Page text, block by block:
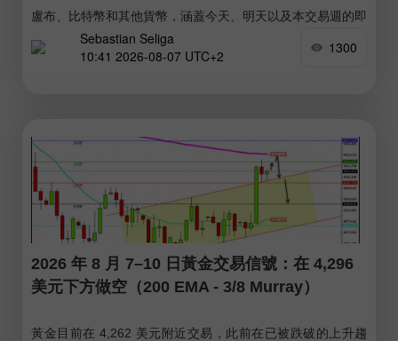
盧布、比特幣和其他貨幣，涵蓋今天、明天以及本交易週的即
時匯率預測。 實用連結： 我的其他文章可以在本區塊中查看
InstaForex 初學者課程 熱門分析 開立交易帳戶 重要提示：
Sebastian Seliga
10:41 2026-08-07 UTC+2
1300
2026 年 8 月 7–10 日黃金交易信號：在 4,296
美元下方做空（200 EMA - 3/8 Murray）
黃金目前在 4,262 美元附近交易，此前在已被跌破的上升趨